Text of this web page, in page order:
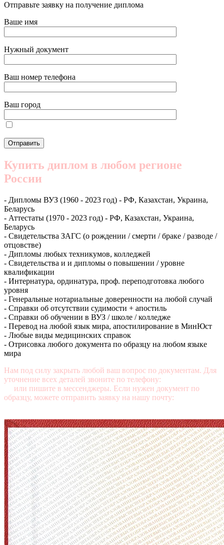
Отправьте заявку на получение диплома
Ваше имя
Нужный документ
Ваш номер телефона
Ваш город
Купить диплом в любом регионе
России
- Дипломы ВУЗ (1960 - 2023 год) - РФ, Казахстан, Украина,
Беларусь
- Аттестаты (1970 - 2023 год) - РФ, Казахстан, Украина,
Беларусь
- Свидетельства ЗАГС (о рождении / смерти / браке / разводе /
отцовстве)
- Дипломы любых техникумов, колледжей
- Свидетельства и и дипломы о повышении / уровне
квалификации
- Интернатура, ординатура, проф. переподготовка любого
уровня
- Генеральные нотариальные доверенности на любой случай
- Справки об отсутствии судимости + апостиль
- Справки об обучении в ВУЗ / школе / колледже
- Перевод на любой язык мира, апостилирование в МинЮст
- Любые виды медицинских справок
- Отрисовка любого документа по образцу на любом языке
мира
Нам под силу закрыть любой ваш вопрос по документам. Для
уточнение всех деталей звоните по телефону:
или пишите в мессенджеры. Если нужен документ по
образцу, можете отправить заявку на нашу почту: